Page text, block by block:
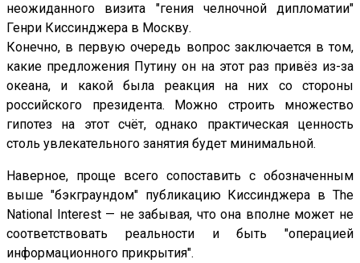
неожиданного визита "гения челночной дипломатии"
Генри Киссинджера в Москву.
Конечно, в первую очередь вопрос заключается в том,
какие предложения Путину он на этот раз привёз из-за
океана, и какой была реакция на них со стороны
российского президента. Можно строить множество
гипотез на этот счёт, однако практическая ценность
столь увлекательного занятия будет минимальной.
Наверное, проще всего сопоставить с обозначенным
выше "бэкграундом" публикацию Киссинджера в The
National Interest — не забывая, что она вполне может не
соответствовать реальности и быть "операцией
информационного прикрытия".